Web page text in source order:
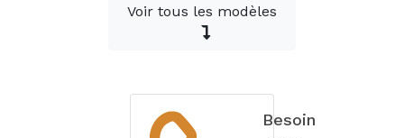
Voir tous les modèles
Besoin